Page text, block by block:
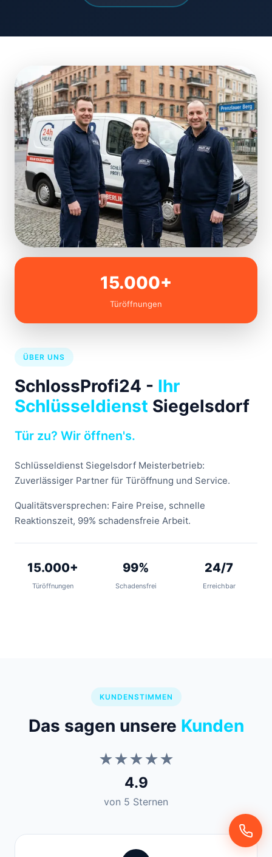
15.000+
Türöffnungen
ÜBER UNS
SchlossProfi24 - Ihr
Schlüsseldienst Siegelsdorf
Tür zu? Wir öffnen's.
Schlüsseldienst Siegelsdorf Meisterbetrieb:
Zuverlässiger Partner für Türöffnung und Service.
Qualitätsversprechen: Faire Preise, schnelle
Reaktionszeit, 99% schadensfreie Arbeit.
15.000+
Türöffnungen
99%
Schadensfrei
24/7
Erreichbar
KUNDENSTIMMEN
Das sagen unsere Kunden
★★★★★
4.9
von 5 Sternen